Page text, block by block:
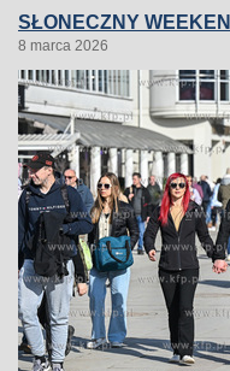
SŁONECZNY
8 marca 2026